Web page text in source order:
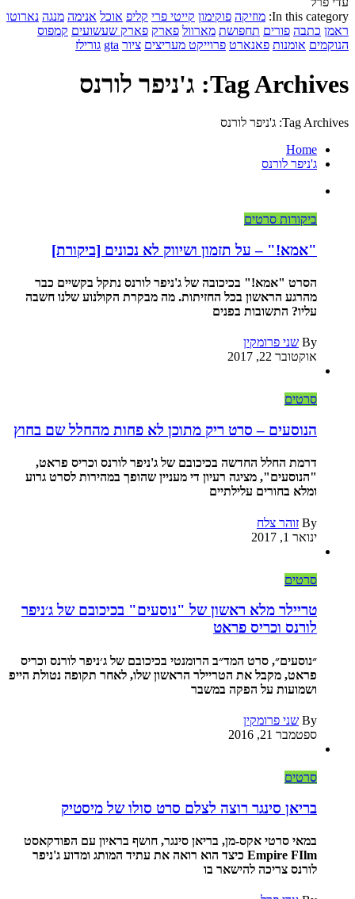
In this category: מוזיקה פוקימון קייטי פרי קליפ אוכל אנימה מנגה נארוטו
ראמן כתבה פורים תחפושת מארוול פארק פארק שעשועים קמפוס
הנוקמים אומנות פאנארט פרוייקט מעריצים ציור gta גורילז
Tag Archives: ג'ניפר לורנס
Tag Archives: ג'ניפר לורנס
Home
ג'ניפר לורנס
ביקורות סרטים
"אמא!" – על תזמון ושיווק לא נכונים [ביקורת]
הסרט "אמא!" בכיכובה של ג'ניפר לורנס נתקל בקשיים כבר
מהרגע הראשון בכל החזיתות. מה מבקרת הקולנוע שלנו חשבה
עליו? התשובות בפנים
By שני פרומקין
אוקטובר 22, 2017
סרטים
הנוסעים – סרט ריק מתוכן לא פחות מהחלל שם בחוץ
דרמת החלל החדשה בכיכובם של ג'ניפר לורנס וכריס פראט,
"הנוסעים", מציגה רעיון די מעניין שהופך במהירות לסרט גרוע
ומלא בחורים עלילתיים
By זוהר צלח
ינואר 1, 2017
סרטים
טריילר מלא ראשון של "נוסעים" בכיכובם של ג׳ניפר
לורנס וכריס פראט
״נוסעים״, סרט המד״ב הרומנטי בכיכובם של ג׳ניפר לורנס וכריס
פראט, מקבל את הטריילר הראשון שלו, לאחר תקופה נטולת הייפ
ושמועות על הפקה במשבר
By שני פרומקין
ספטמבר 21, 2016
סרטים
בריאן סינגר רוצה לצלם סרט סולו של מיסטיק
במאי סרטי אקס-מן, בריאן סינגר, חושף בראיון עם הפודקאסט
Empire FIlm כיצד הוא רואה את עתיד המותג ומדוע ג'ניפר
לורנס צריכה להישאר בו